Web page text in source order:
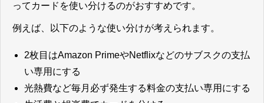
ってカードを使い分けるのがおすすめです。
例えば、以下のような使い分けが考えられます。
2枚目はAmazon PrimeやNetflixなどのサブスクの支払
い専用にする
光熱費など毎月必ず発生する料金の支払い専用にする